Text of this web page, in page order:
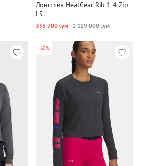
Лонгслив HeatGear Rib 1 4 Zip
LS
335 700 сум 1 119 000 сум
-60%